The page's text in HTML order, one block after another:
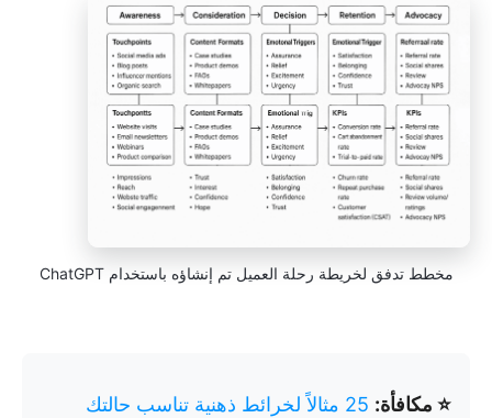
مخطط تدفق لخريطة رحلة العميل تم إنشاؤه باستخدام ChatGPT
⭐ مكافأة:
25 مثالاً لخرائط ذهنية تناسب حالتك